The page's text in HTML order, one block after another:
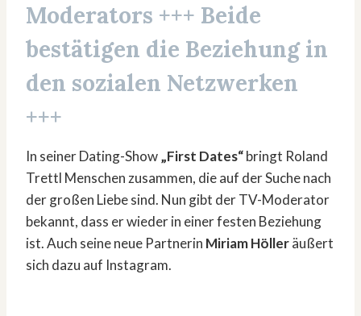
Moderators +++ Beide
bestätigen die Beziehung in
den sozialen Netzwerken
+++
In seiner Dating-Show„First Dates“bringt Roland
Trettl Menschen zusammen, die auf der Suche nach
der großen Liebe sind. Nun gibt der TV-Moderator
bekannt, dass er wieder in einer festen Beziehung
ist. Auch seine neue Partnerin Miriam Hölleräußert
sich dazu auf Instagram.